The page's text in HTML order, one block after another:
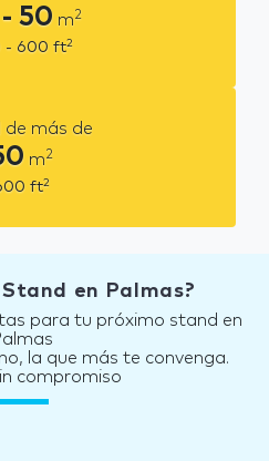
50 m2
- 600 ft2
de más de
m2
ft2
en Palmas?
para tu próximo stand en
la que más te convenga.
compromiso